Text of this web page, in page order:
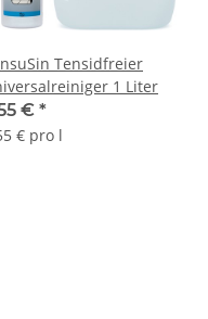
Tensidfreier
1 Liter
€ *
€ pro l